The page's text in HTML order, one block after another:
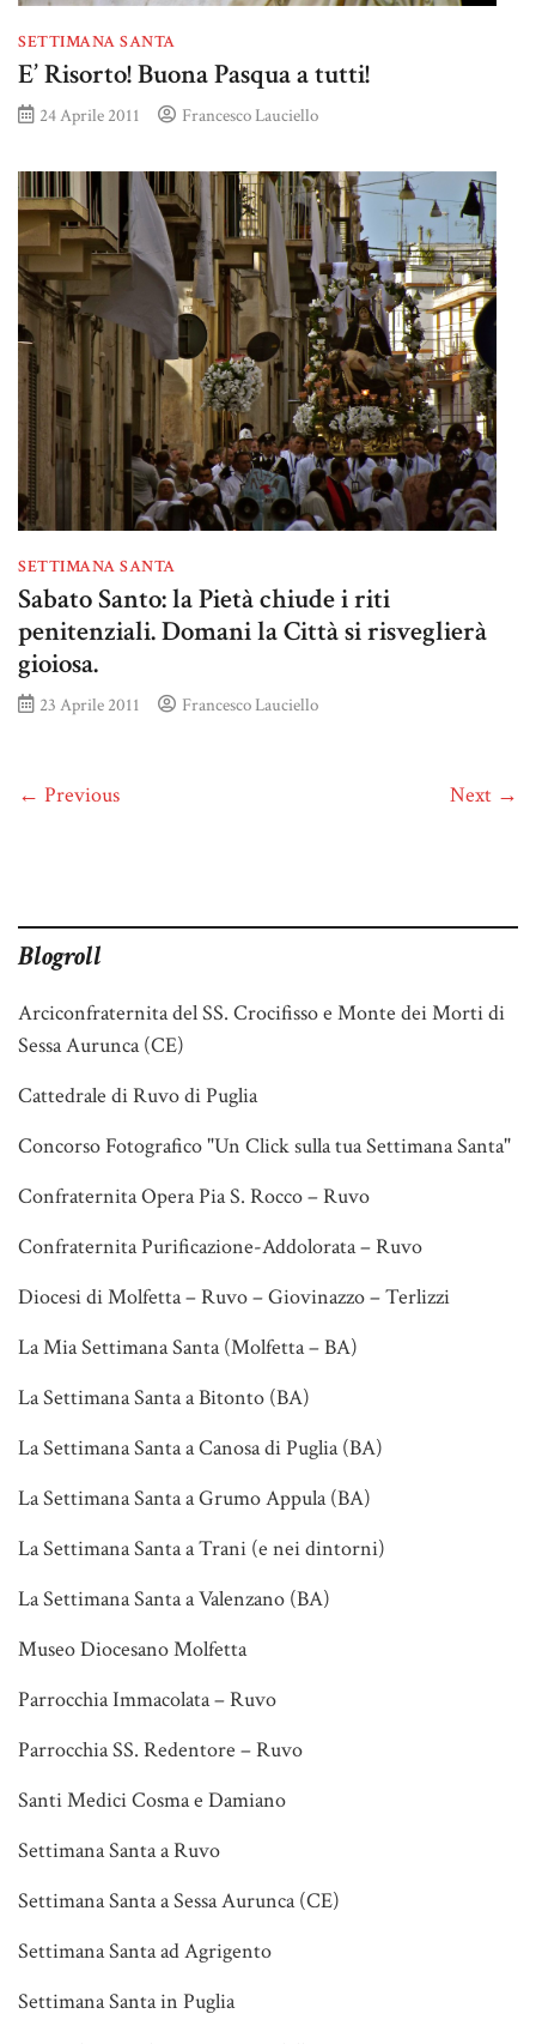
SETTIMANA SANTA
E’ Risorto! Buona Pasqua a tutti!
24 Aprile 2011 Francesco Lauciello
SETTIMANA SANTA
Sabato Santo: la Pietà chiude i riti
penitenziali. Domani la Città si risveglierà
gioiosa.
23 Aprile 2011 Francesco Lauciello
← Previous Next →
Blogroll
Arciconfraternita del SS. Crocifisso e Monte dei Morti di
Sessa Aurunca (CE)
Cattedrale di Ruvo di Puglia
Concorso Fotografico "Un Click sulla tua Settimana Santa"
Confraternita Opera Pia S. Rocco – Ruvo
Confraternita Purificazione-Addolorata – Ruvo
Diocesi di Molfetta – Ruvo – Giovinazzo – Terlizzi
La Mia Settimana Santa (Molfetta – BA)
La Settimana Santa a Bitonto (BA)
La Settimana Santa a Canosa di Puglia (BA)
La Settimana Santa a Grumo Appula (BA)
La Settimana Santa a Trani (e nei dintorni)
La Settimana Santa a Valenzano (BA)
Museo Diocesano Molfetta
Parrocchia Immacolata – Ruvo
Parrocchia SS. Redentore – Ruvo
Santi Medici Cosma e Damiano
Settimana Santa a Ruvo
Settimana Santa a Sessa Aurunca (CE)
Settimana Santa ad Agrigento
Settimana Santa in Puglia